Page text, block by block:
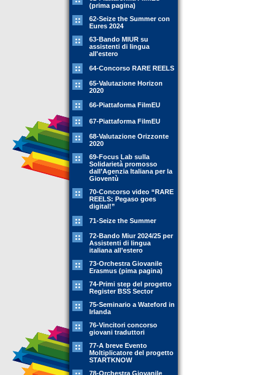
(prima pagina)
62-Seize the Summer con
Eures 2024
63-Bando MIUR su
assistenti di lingua
all'estero
64-Concorso RARE REELS
65-Valutazione Horizon
2020
66-Piattaforma FilmEU
67-Piattaforma FilmEU
68-Valutazione Orizzonte
2020
69-Focus Lab sulla
Solidarietà promosso
dall’Agenzia Italiana per la
Gioventù
70-Concorso video “RARE
REELS: Pegaso goes
digital!”
71-Seize the Summer
72-Bando Miur 2024/25 per
Assistenti di lingua
italiana all’estero
73-Orchestra Giovanile
Erasmus (pima pagina)
74-Primi step del progetto
Register BSS Sector
75-Seminario a Wateford in
Irlanda
76-Vincitori concorso
giovani traduttori
77-A breve Evento
Moltiplicatore del progetto
STARTKNOW
78-Orchestra Giovanile